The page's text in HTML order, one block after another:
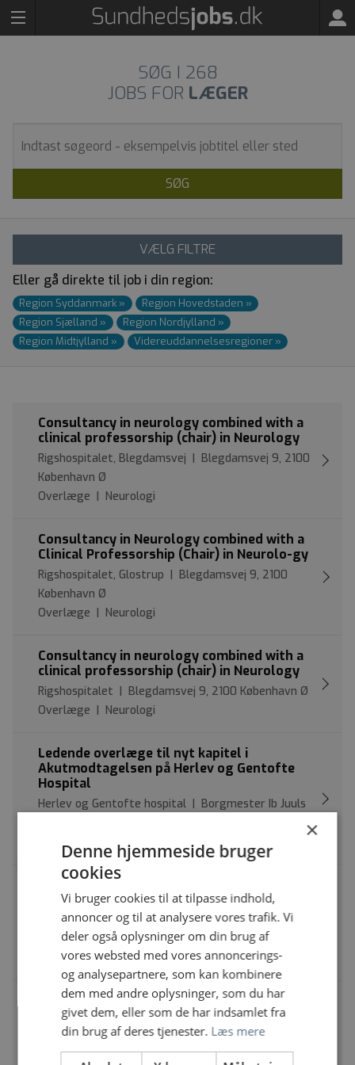
SØG I 268
JOBS FOR LÆGER
SØG
VÆLG FILTRE
Eller gå direkte til job i din region:
Region Syddanmark » Region Hovedstaden »
Region Sjælland » Region Nordjylland »
Region Midtjylland » Videre­uddannelses­regioner »
Consultancy in neurology combined with a
clinical professorship (chair) in Neurology
Rigshospitalet, Blegdamsvej | Blegdamsvej 9, 2100
København Ø
Overlæge | Neurologi
Consultancy in Neurology combined with a
Clinical Professorship (Chair) in Neurolo-gy
Rigshospitalet, Glostrup | Blegdamsvej 9, 2100
København Ø
Overlæge | Neurologi
Consultancy in neurology combined with a
clinical professorship (chair) in Neurology
Rigshospitalet | Blegdamsvej 9, 2100 København Ø
Overlæge | Neurologi
Ledende overlæge til nyt kapitel i
Akutmodtagelsen på Herlev og Gentofte
Hospital
Herlev og Gentofte hospital | Borgmester Ib Juuls
Ledende overlæge | Akutmedicin
Hospitalsenhed Midt
Regionshospitalet Silkeborg | Heibergs Alle 4, 8800
Viborg
Introduktionsstilling | Radiologi
Ledende overlæge i anæstesiologi til Center
for Planlagt kirurgi, Regionshospitalet
Silkeborg
Regionshospitalet Silkeborg | Falkevej 3, 8600
×
Denne hjemmeside bruger
cookies
Vi bruger cookies til at tilpasse indhold,
annoncer og til at analysere vores trafik. Vi
deler også oplysninger om din brug af
vores websted med vores annoncerings-
og analysepartnere, som kan kombinere
dem med andre oplysninger, som du har
givet dem, eller som de har indsamlet fra
din brug af deres tjenester. Læs mere